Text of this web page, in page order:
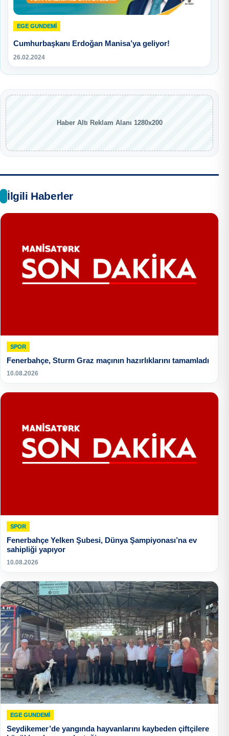
EGE GUNDEMİ
Cumhurbaşkanı Erdoğan Manisa’ya geliyor!
26.02.2024
Haber Altı Reklam Alanı 1280x200
İlgili Haberler
SPOR
Fenerbahçe, Sturm Graz maçının hazırlıklarını tamamladı
10.08.2026
SPOR
Fenerbahçe Yelken Şubesi, Dünya Şampiyonası’na ev
sahipliği yapıyor
10.08.2026
EGE GUNDEMİ
Seydikemer’de yangında hayvanlarını kaybeden çiftçilere